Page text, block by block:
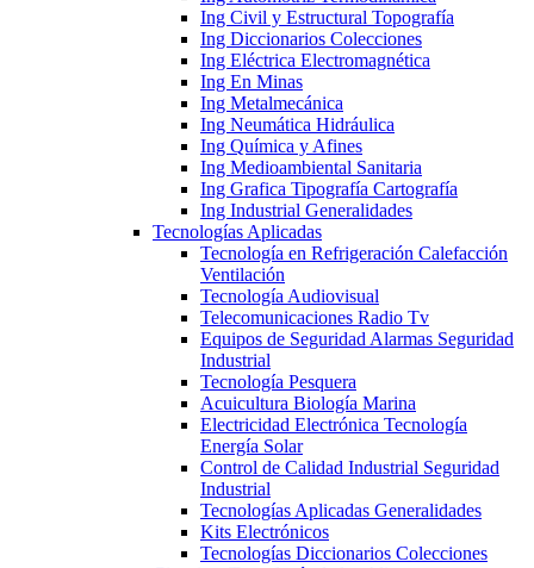
Ing Civil y Estructural Topografía
Ing Diccionarios Colecciones
Ing Eléctrica Electromagnética
Ing En Minas
Ing Metalmecánica
Ing Neumática Hidráulica
Ing Química y Afines
Ing Medioambiental Sanitaria
Ing Grafica Tipografía Cartografía
Ing Industrial Generalidades
Tecnologías Aplicadas
Tecnología en Refrigeración Calefacción
Ventilación
Tecnología Audiovisual
Telecomunicaciones Radio Tv
Equipos de Seguridad Alarmas Seguridad
Industrial
Tecnología Pesquera
Acuicultura Biología Marina
Electricidad Electrónica Tecnología
Energía Solar
Control de Calidad Industrial Seguridad
Industrial
Tecnologías Aplicadas Generalidades
Kits Electrónicos
Tecnologías Diccionarios Colecciones